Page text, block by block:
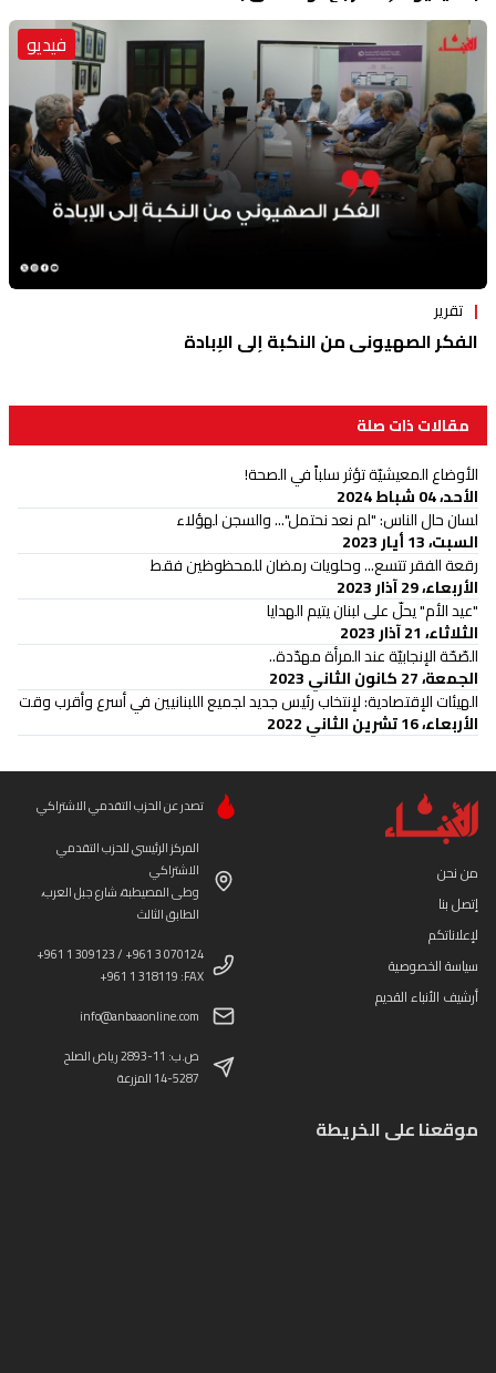
فيديو
تقرير
الفكر الصهيوني من النكبة إلى الإبادة
مقالات ذات صلة
الأوضاع المعيشيّة تؤثر سلباً في الصحة!
الأحد، 04 شباط 2024
لسان حال الناس: "لم نعد نحتمل"... والسجن لهؤلاء
السبت، 13 أيار 2023
رقعة الفقر تتسع... وحلويات رمضان للمحظوظين فقط
الأربعاء، 29 آذار 2023
"عيد الأم" يحلّ على لبنان يتيم الهدايا
الثلاثاء، 21 آذار 2023
الصّحّة الإنجابيّة عند المرأة مهدّدة..
الجمعة، 27 كانون الثاني 2023
الهيئات الإقتصادية: لإنتخاب رئيس جديد لجميع اللبنانيين في أسرع وأقرب وقت
الأربعاء، 16 تشرين الثاني 2022
من نحن
إتصل بنا
لإعلاناتكم
سياسة الخصوصية
أرشيف الأنباء القديم
تصدر عن الحزب التقدمي الاشتراكي
المركز الرئيسي للحزب التقدمي
الاشتراكي
وطى المصيطبة، شارع جبل العرب،
الطابق الثالث
+961 1 309123 / +961 3 070124
+961 1 318119 :FAX
info@anbaaonline.com
ص.ب: 11-2893 رياض الصلح
14-5287 المزرعة
موقعنا على الخريطة